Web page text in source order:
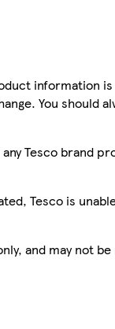
information
You should
Tesco brand
Tesco is
and may not